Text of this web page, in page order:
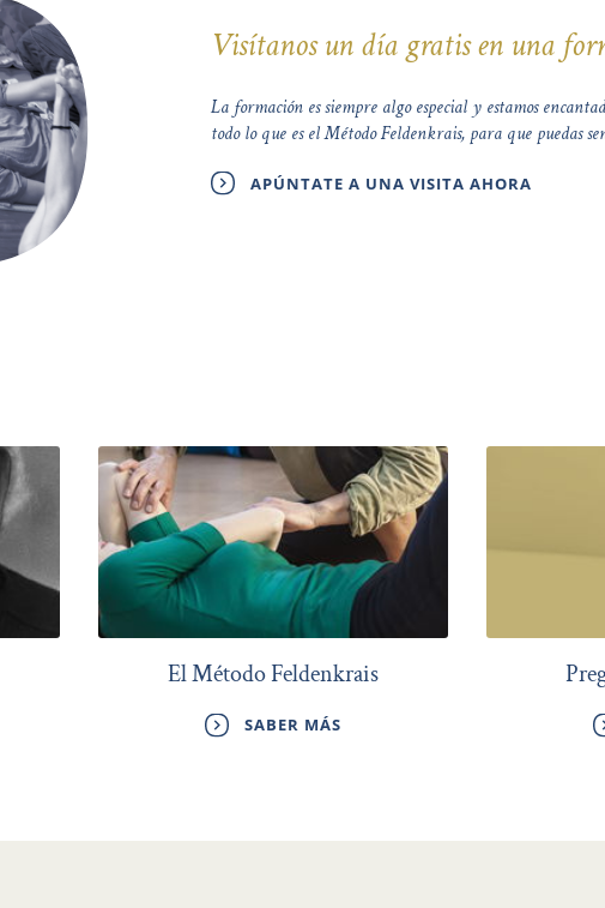
Visítanos un día gratis en una
La formación es siempre algo especial y estamos
todo lo que es el Método Feldenkrais, para que puedas
APÚNTATE A UNA VISITA AHORA
El Método Feldenkrais
SABER MÁS